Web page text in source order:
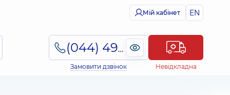
Мій кабінет EN
(044) 495-2-888
Замовити дзвінок Невідкладна